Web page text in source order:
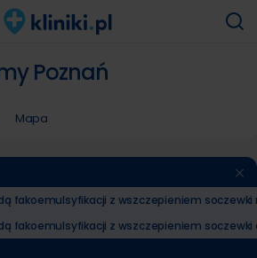
Poznań
Mapa
fakoemulsyfikacji z wszczepieniem
fakoemulsyfikacji z wszczepieniem soczewki